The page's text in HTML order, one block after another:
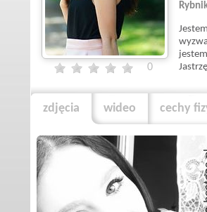
0
zdjęcia wideo cechy